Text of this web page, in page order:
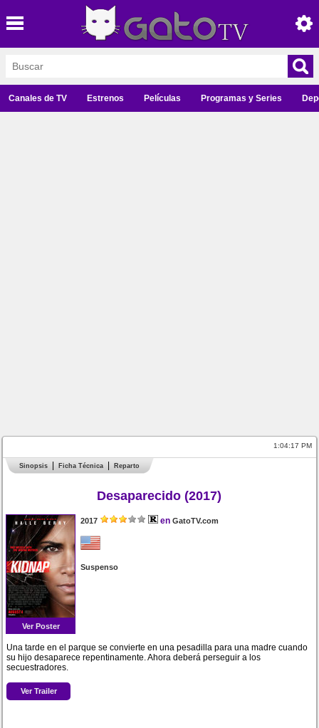
Canales de TV Estrenos Películas Programas y Series
1:04:17 PM
Sinopsis Ficha Técnica Reparto
Desaparecido (2017)
Ver Poster
2017 en GatoTV.com
Suspenso
Una tarde en el parque se convierte en una pesadilla para una madre cuando
su hijo desaparece repentinamente. Ahora deberá perseguir a los
secuestradores.
Ver Trailer